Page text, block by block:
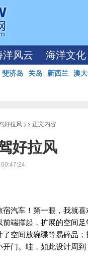
洋风云 海洋文化
斐济岛 关岛 新西兰 澳
好拉风 >> 正文内容
好拉风
汽车！第一眼，我就
端撑起，扩展的空间
空间放碗碟等易碎品
门。哇，如此设计周